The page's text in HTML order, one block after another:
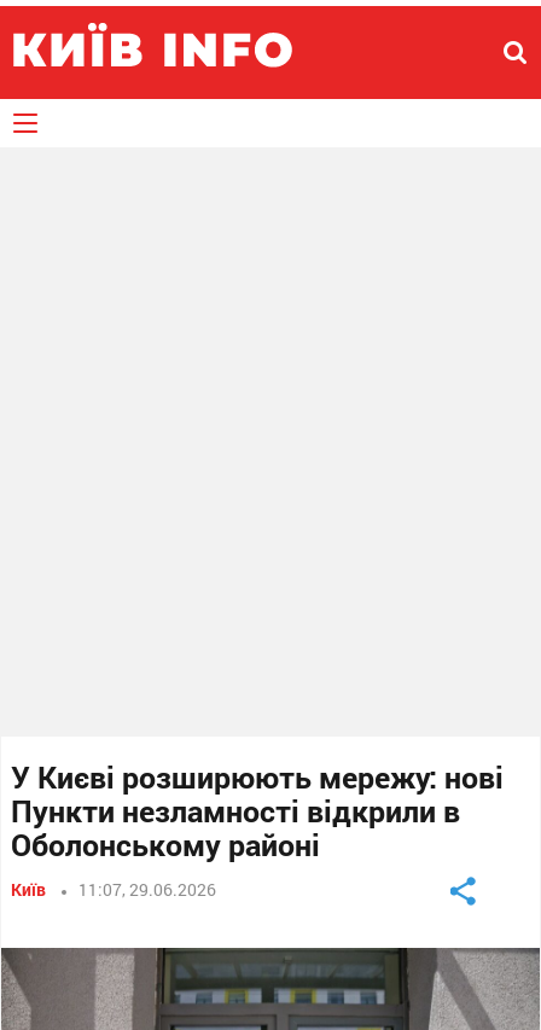
У Києві розширюють мережу: нові
Пункти незламності відкрили в
Оболонському районі
Київ 11:07, 29.06.2026